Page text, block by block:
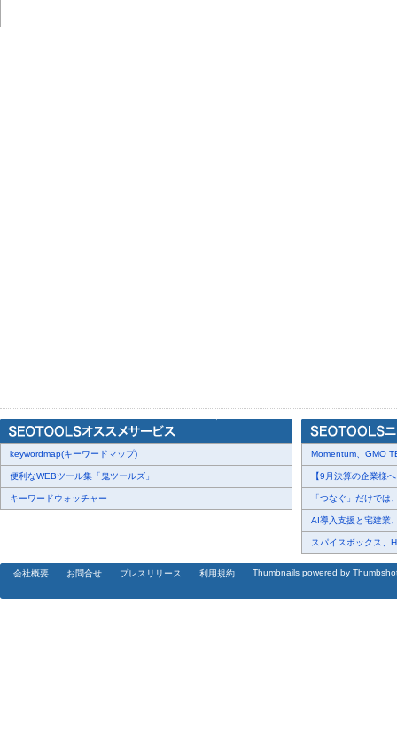
マピオン
http://www.mapion.co.jp/
株式会社マピオン（東京都港区、代表取締役社長 佐藤孝也）が提
日本最大級のインターネット地図情報サービスです。日本全国の地
旅行・観光地情報のほか、各種レジャー情報や天気予報など、地図
keywordmap(キーワードマップ)
便利なWEBツール集「鬼ツールズ」
キーワードウォッチャー
Momentum、GMO
【9月決算の企業様
「つなぐ」だけでは
AI導入支援と宅建業
スパイスボックス、
会社概要 お問合せ プレスリリース 利用規約 Thumbnails powered by